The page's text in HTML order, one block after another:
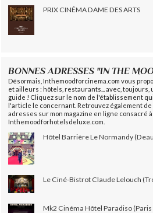
PRIX CINÉMA DAME DES ARTS
BONNES ADRESSES "IN THE
Désormais, Inthemoodforcinema.com vous
et ailleurs : hôtels, restaurants... avec, toujours,
guide ! Cliquez sur le nom de l'établissement
l'article le concernant. Retrouvez également
adresses sur mon magazine en ligne consacré
Inthemoodforhotelsdeluxe.com.
Hôtel Barrière Le Normandy
Le Ciné-Bistrot Claude Lelouch
Mk2 Cinéma Hôtel Paradiso (Paris